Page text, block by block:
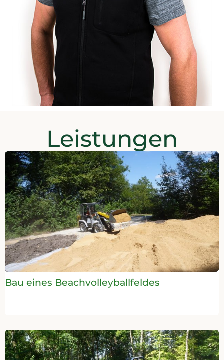
Leistungen
Bau eines Beachvolleyballfeldes